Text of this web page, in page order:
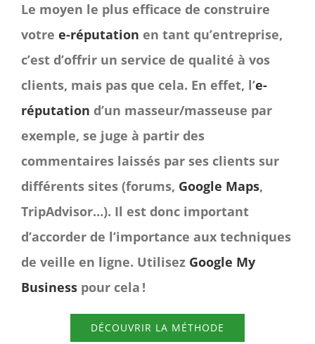
Le moyen le plus efficace de construire
votre e-réputation en tant qu’entreprise,
c’est d’offrir un service de qualité à vos
clients, mais pas que cela. En effet, l’e-
réputation d’un masseur/masseuse par
exemple, se juge à partir des
commentaires laissés par ses clients sur
différents sites (forums, Google Maps,
TripAdvisor…). Il est donc important
d’accorder de l’importance aux techniques
de veille en ligne. Utilisez Google My
Businesspour cela !
DÉCOUVRIR LA MÉTHODE